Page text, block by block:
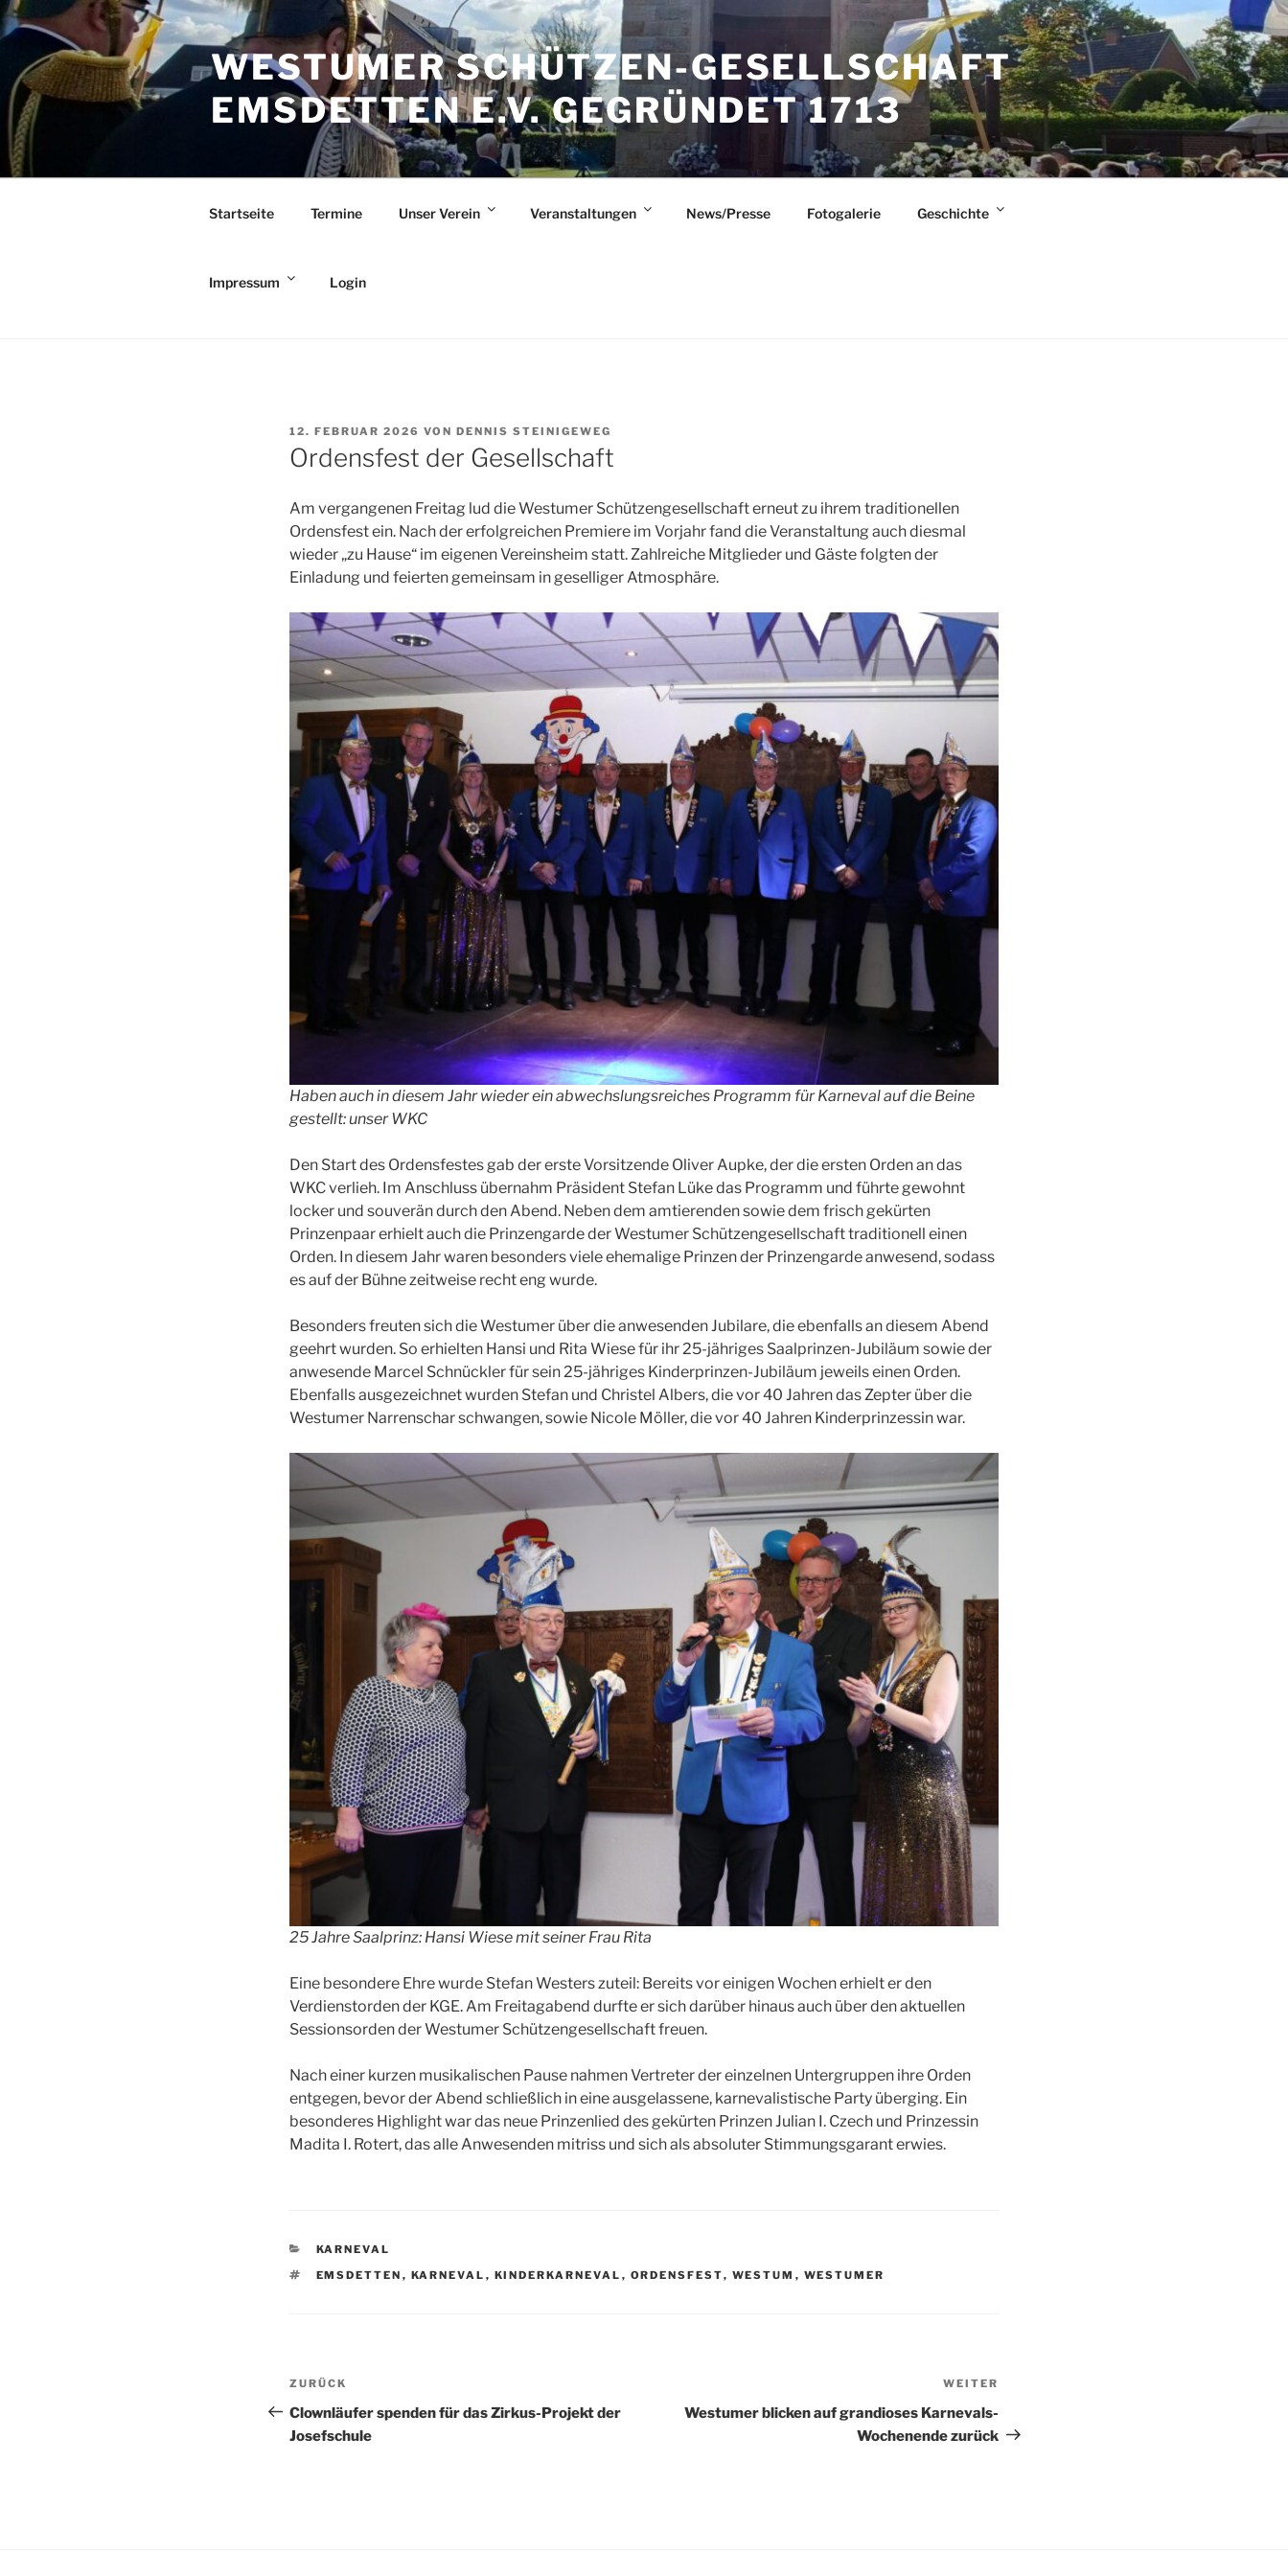
Zum
Inhalt
springen
WESTUMER SCHÜTZEN-GESELLSCHAFT
EMSDETTEN E.V. GEGRÜNDET 1713
Startseite Termine Unser Verein Veranstaltungen News/Presse Fotogalerie Geschichte
Impressum Login
VERÖFFENTLICHT
AM
12. FEBRUAR 2026 VON DENNIS STEINIGEWEG
Ordensfest der Gesellschaft
Am vergangenen Freitag lud die Westumer Schützengesellschaft erneut zu ihrem traditionellen
Ordensfest ein. Nach der erfolgreichen Premiere im Vorjahr fand die Veranstaltung auch diesmal
wieder „zu Hause“ im eigenen Vereinsheim statt. Zahlreiche Mitglieder und Gäste folgten der
Einladung und feierten gemeinsam in geselliger Atmosphäre.
Haben auch in diesem Jahr wieder ein abwechslungsreiches Programm für Karneval auf die Beine
gestellt: unser WKC
Den Start des Ordensfestes gab der erste Vorsitzende Oliver Aupke, der die ersten Orden an das
WKC verlieh. Im Anschluss übernahm Präsident Stefan Lüke das Programm und führte gewohnt
locker und souverän durch den Abend. Neben dem amtierenden sowie dem frisch gekürten
Prinzenpaar erhielt auch die Prinzengarde der Westumer Schützengesellschaft traditionell einen
Orden. In diesem Jahr waren besonders viele ehemalige Prinzen der Prinzengarde anwesend, sodass
es auf der Bühne zeitweise recht eng wurde.
Besonders freuten sich die Westumer über die anwesenden Jubilare, die ebenfalls an diesem Abend
geehrt wurden. So erhielten Hansi und Rita Wiese für ihr 25-jähriges Saalprinzen-Jubiläum sowie der
anwesende Marcel Schnückler für sein 25-jähriges Kinderprinzen-Jubiläum jeweils einen Orden.
Ebenfalls ausgezeichnet wurden Stefan und Christel Albers, die vor 40 Jahren das Zepter über die
Westumer Narrenschar schwangen, sowie Nicole Möller, die vor 40 Jahren Kinderprinzessin war.
25 Jahre Saalprinz: Hansi Wiese mit seiner Frau Rita
Eine besondere Ehre wurde Stefan Westers zuteil: Bereits vor einigen Wochen erhielt er den
Verdienstorden der KGE. Am Freitagabend durfte er sich darüber hinaus auch über den aktuellen
Sessionsorden der Westumer Schützengesellschaft freuen.
Nach einer kurzen musikalischen Pause nahmen Vertreter der einzelnen Untergruppen ihre Orden
entgegen, bevor der Abend schließlich in eine ausgelassene, karnevalistische Party überging. Ein
besonderes Highlight war das neue Prinzenlied des gekürten Prinzen Julian I. Czech und Prinzessin
Madita I. Rotert, das alle Anwesenden mitriss und sich als absoluter Stimmungsgarant erwies.
KATEGORIEN
KARNEVAL
SCHLAGWÖRTER
EMSDETTEN , KARNEVAL , KINDERKARNEVAL , ORDENSFEST, WESTUM , WESTUMER
Beitragsnavigation
Vorheriger
Beitrag
ZURÜCK
Clownläufer spenden für das Zirkus-Projekt der
Josefschule
WEITER
Westumer blicken auf grandioses Karnevals-
Wochenende zurück